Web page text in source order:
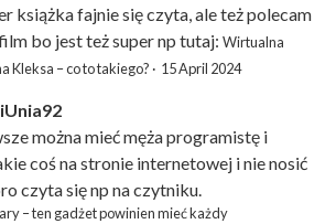
książka fajnie się czyta, ale też polecam
bo jest też super np tutaj: Wirtualna
Kleksa – co to takiego? · 15 April 2024
można mieć męża programistę i
coś na stronie internetowej i nie nosić
czyta się np na czytniku.
– ten gadżet powinien mieć każdy